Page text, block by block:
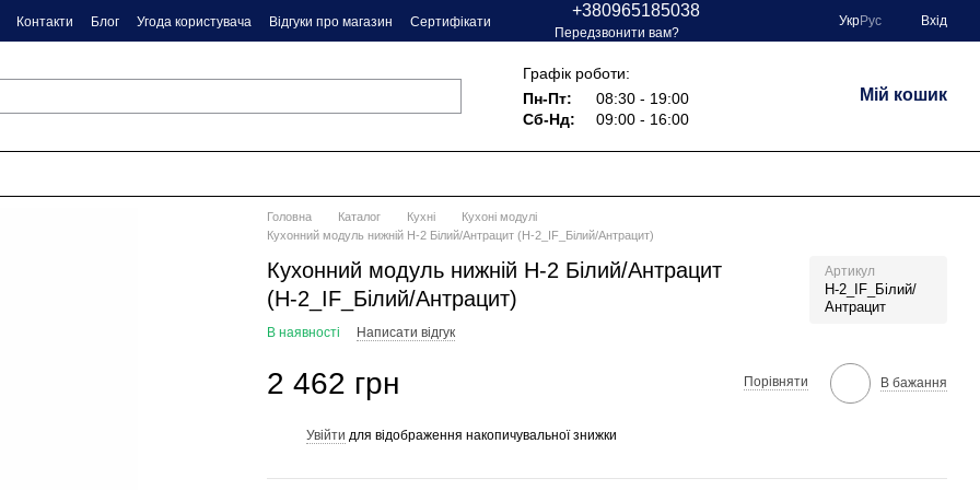
Контакти Блог Угода користувача Відгуки про магазин
Сертифікати
+380965185038
Передзвонити вам?
УкрРус Вхід
Графік роботи:
Пн-Пт:
08:30 - 19:00
Сб-Нд:
09:00 - 16:00
Мій кошик
Головна Каталог Кухні
Кухоні модулі
Кухонний модуль нижній Н-2 Білий/Антрацит (Н-2_IF_Білий/Антрацит)
Кухонний модуль нижній Н-2 Білий/Антрацит
(Н-2_IF_Білий/Антрацит)
Артикул
Н-2_IF_Білий/
Антрацит
В наявності Написати відгук
2 462 грн Порівняти В бажання
Увійти для відображення накопичувальної знижки